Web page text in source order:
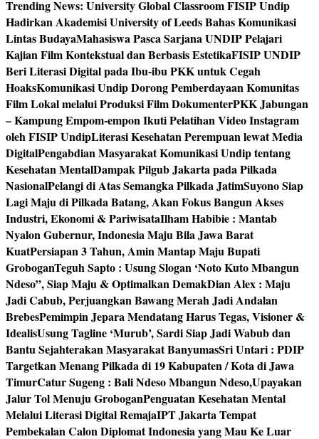
Trending News: University Global Classroom FISIP Undip
Hadirkan Akademisi University of Leeds Bahas Komunikasi
Lintas BudayaMahasiswa Pasca Sarjana UNDIP Pelajari
Kajian Film Kontekstual dan Berbasis EstetikaFISIP UNDIP
Beri Literasi Digital pada Ibu-ibu PKK untuk Cegah
HoaksKomunikasi Undip Dorong Pemberdayaan Komunitas
Film Lokal melalui Produksi Film DokumenterPKK Jabungan
– Kampung Empom-empon Ikuti Pelatihan Video Instagram
oleh FISIP UndipLiterasi Kesehatan Perempuan lewat Media
DigitalPengabdian Masyarakat Komunikasi Undip tentang
Kesehatan MentalDampak Pilgub Jakarta pada Pilkada
NasionalPelangi di Atas Semangka Pilkada JatimSuyono Siap
Lagi Maju di Pilkada Batang, Akan Fokus Bangun Akses
Industri, Ekonomi & PariwisataIlham Habibie : Mantab
Nyalon Gubernur, Indonesia Maju Bila Jawa Barat
KuatPersiapan 3 Tahun, Amin Mantap Maju Bupati
GroboganTeguh Sapto : Usung Slogan ‘Noto Kuto Mbangun
Ndeso”, Siap Maju & Optimalkan DemakDian Alex : Maju
Jadi Cabub, Perjuangkan Bawang Merah Jadi Andalan
BrebesPemimpin Jepara Mendatang Harus Tegas, Visioner &
IdealisUsung Tagline ‘Murub’, Sardi Siap Jadi Wabub dan
Bantu Sejahterakan Masyarakat BanyumasSri Untari : PDIP
Targetkan Menang Pilkada di 19 Kabupaten / Kota di Jawa
TimurCatur Sugeng : Bali Ndeso Mbangun Ndeso,Upayakan
Jalur Tol Menuju GroboganPenguatan Kesehatan Mental
Melalui Literasi Digital RemajaIPT Jakarta Tempat
Pembekalan Calon Diplomat Indonesia yang Mau Ke Luar